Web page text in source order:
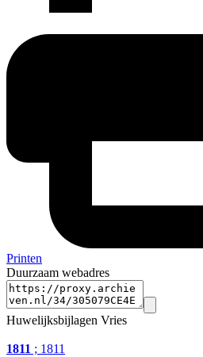
Printen
Duurzaam webadres
Huwelijksbijlagen Vries
1811 ; 1811